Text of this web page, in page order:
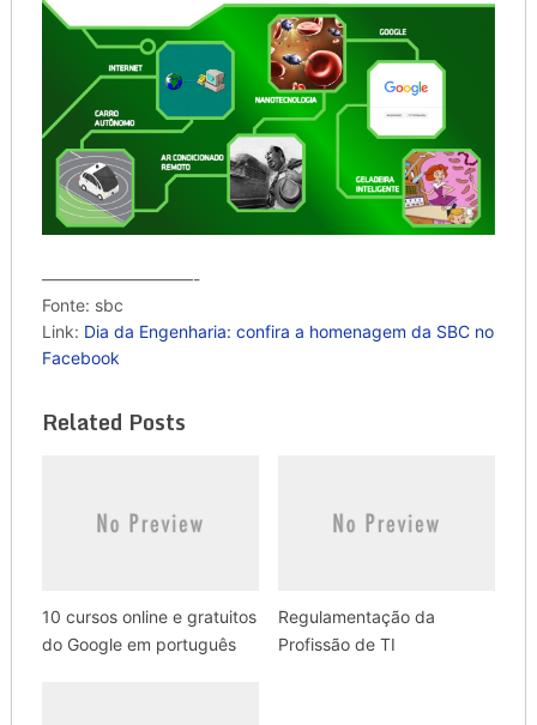
—————————-
Fonte: sbc
Link: Dia da Engenharia: confira a homenagem da SBC no
Facebook
Related Posts
10 cursos online e gratuitos
do Google em português
Regulamentação da
Profissão de TI